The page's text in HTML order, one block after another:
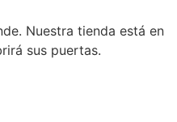
Nuestra tienda está en
sus puertas.